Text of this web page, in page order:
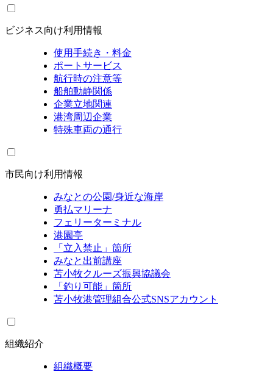
ビジネス向け利用情報
使用手続き・料金
ポートサービス
航行時の注意等
船舶動静関係
企業立地関連
港湾周辺企業
特殊車両の通行
市民向け利用情報
みなとの公園/身近な海岸
勇払マリーナ
フェリーターミナル
港園亭
「立入禁止」箇所
みなと出前講座
苫小牧クルーズ振興協議会
「釣り可能」箇所
苫小牧港管理組合公式SNSアカウント
組織紹介
組織概要